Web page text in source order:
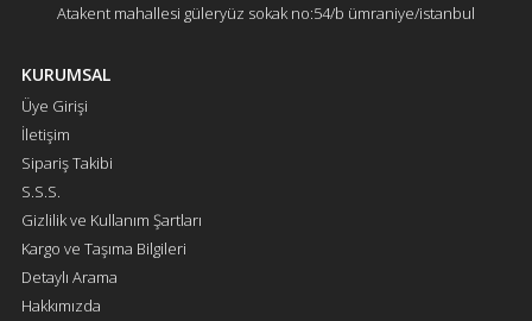
Atakent mahallesi güleryüz sokak no:54/b ümraniye/istanbul
KURUMSAL
Üye Girişi
İletişim
Sipariş Takibi
S.S.S.
Gizlilik ve Kullanım Şartları
Kargo ve Taşıma Bilgileri
Detaylı Arama
Hakkımızda